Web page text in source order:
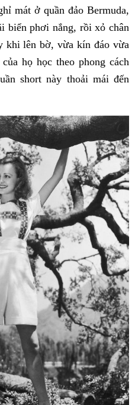
mát ở quần đảo Bermuda,
biển phơi nắng, rồi xỏ chân
khi lên bờ, vừa kín đáo vừa
họ học theo phong cách
short này thoải mái đến